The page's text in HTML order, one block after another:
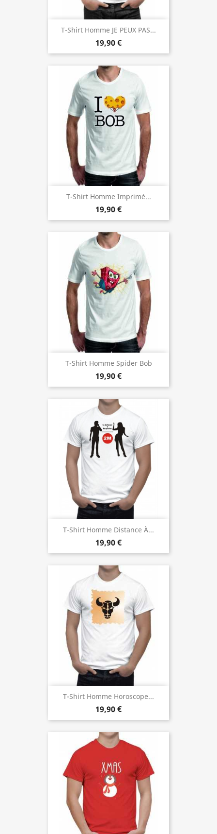
T-Shirt Homme JE PEUX PAS...
19,90 €
T-Shirt Homme Imprimé...
19,90 €
T-Shirt Homme Spider Bob
19,90 €
T-Shirt Homme Distance À...
19,90 €
T-Shirt Homme Horoscope...
19,90 €